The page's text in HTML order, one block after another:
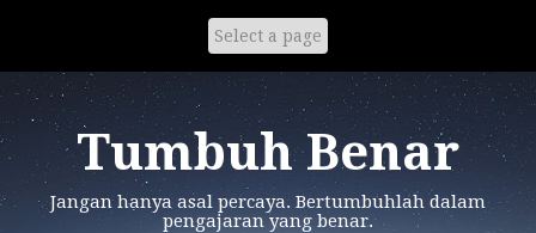
Tumbuh Benar
Jangan hanya asal percaya. Bertumbuhlah dalam
pengajaran yang benar.